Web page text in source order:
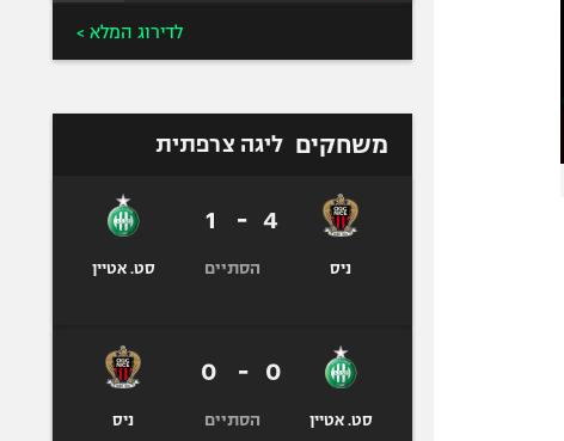
לדירוג המלא >
משחקים ליגה צרפתית
ניס
4
-
1
הסתיים סט. אטיין
סט. אטיין
0
-
0
הסתיים ניס